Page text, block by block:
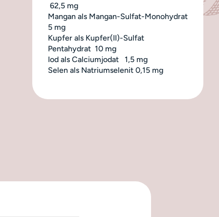
62,5 mg
Mangan als Mangan-Sulfat-Monohydrat
5 mg
Kupfer als Kupfer(II)-Sulfat
Pentahydrat 10 mg
Iod als Calciumjodat 1,5 mg
Selen als Natriumselenit 0,15 mg